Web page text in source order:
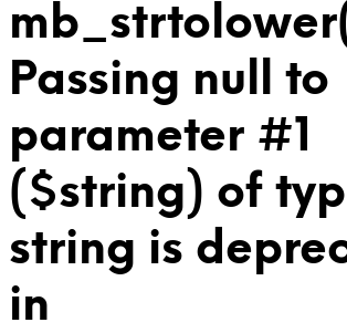
Passing null to
parameter #1
($string) of
string is
in